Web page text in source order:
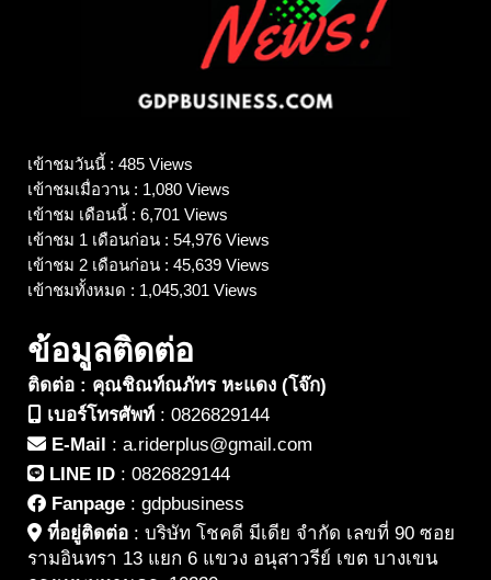
เข้าชมวันนี้ : 485 Views
เข้าชมเมื่อวาน : 1,080 Views
เข้าชม เดือนนี้ : 6,701 Views
เข้าชม 1 เดือนก่อน : 54,976 Views
เข้าชม 2 เดือนก่อน : 45,639 Views
เข้าชมทั้งหมด : 1,045,301 Views
ข้อมูลติดต่อ
ติดต่อ : คุณชิณท์ณภัทร หะแดง (โจ๊ก)
เบอร์โทรศัพท์ : 0826829144
E-Mail : a.riderplus@gmail.com
LINE ID : 0826829144
Fanpage : gdpbusiness
ที่อยู่ติดต่อ : บริษัท โชคดี มีเดีย จำกัด เลขที่ 90 ซอย
รามอินทรา 13 แยก 6 แขวง อนุสาวรีย์ เขต บางเขน